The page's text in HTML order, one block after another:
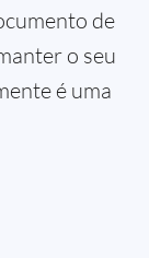
de
o seu
é uma